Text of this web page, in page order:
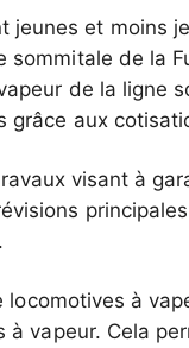
et moins
de la
de la ligne
aux
visant à
à
vapeur. Cela